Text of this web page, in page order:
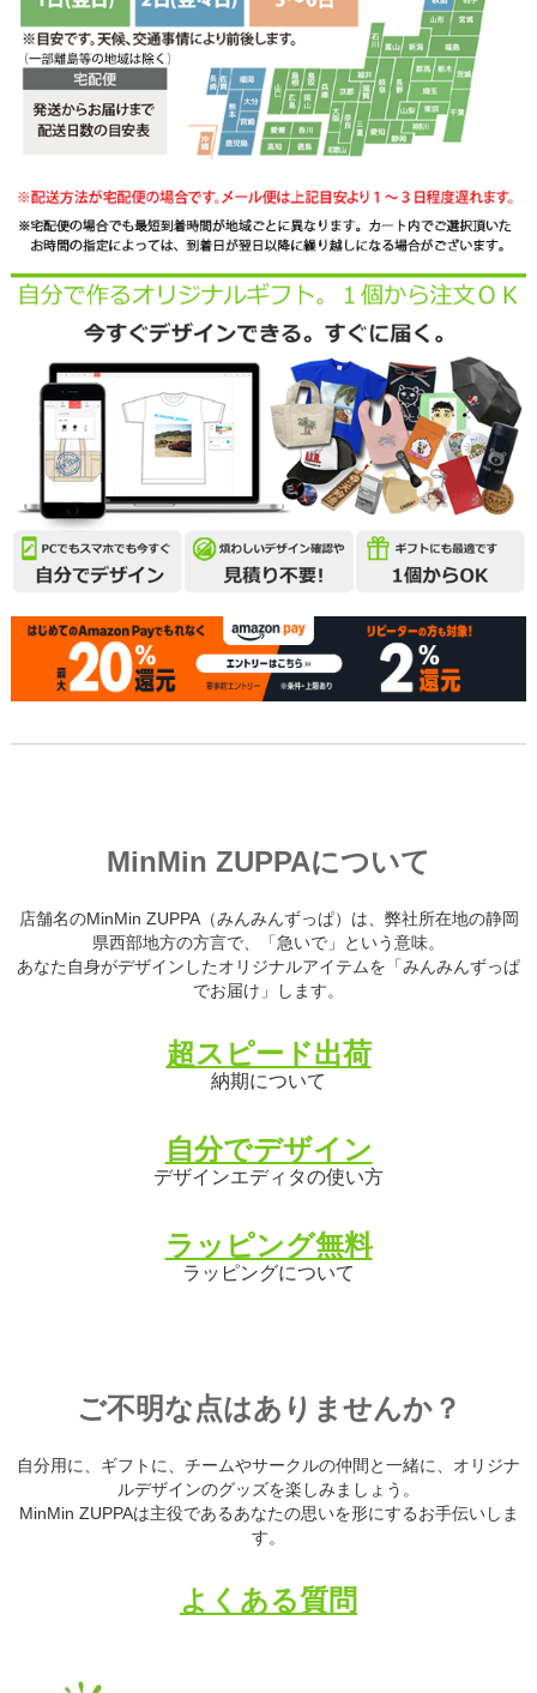
MinMin ZUPPAについて
店舗名のMinMin ZUPPA（みんみんずっぱ）は、弊社所在地の静岡
県西部地方の方言で、「急いで」という意味。
あなた自身がデザインしたオリジナルアイテムを「みんみんずっぱ
でお届け」します。
超スピード出荷
納期について
自分でデザイン
デザインエディタの使い方
ラッピング無料
ラッピングについて
ご不明な点はありませんか？
自分用に、ギフトに、チームやサークルの仲間と一緒に、オリジナ
ルデザインのグッズを楽しみましょう。
MinMin ZUPPAは主役であるあなたの思いを形にするお手伝いしま
す。
よくある質問